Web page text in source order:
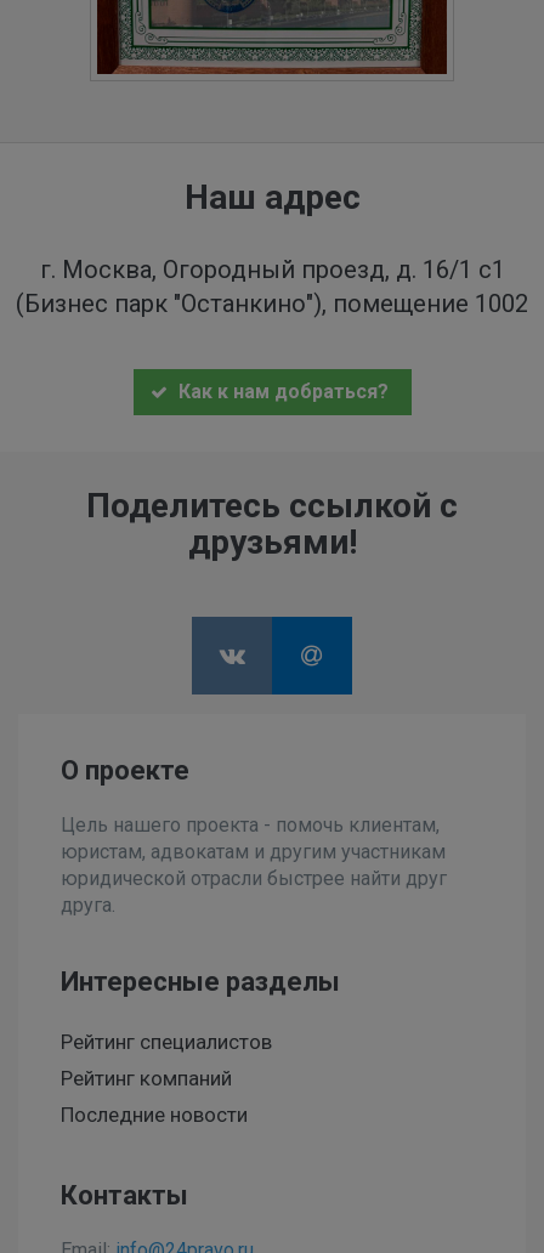
Наш адрес
г. Москва, Огородный проезд, д. 16/1 с1
(Бизнес парк "Останкино"), помещение 1002
Как к нам добраться?
Поделитесь ссылкой с
друзьями!
О проекте
Цель нашего проекта - помочь клиентам,
юристам, адвокатам и другим участникам
юридической отрасли быстрее найти друг
друга.
Интересные разделы
Рейтинг специалистов
Рейтинг компаний
Последние новости
Контакты